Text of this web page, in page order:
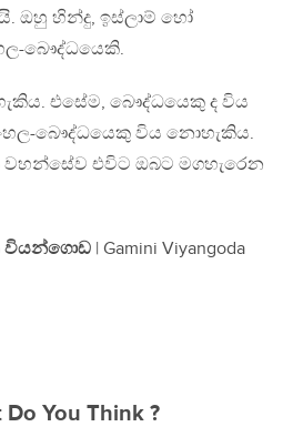
ඔහු හින්දු, ඉස්ලාම් හෝ
බෞද්ධයෙකි.
එසේම, බෞද්ධයෙකු ද විය
බෞද්ධයෙකු විය නොහැකිය.
එවිට ඔබට මගහැරෙන
වියන්ගොඩ | Gamini Viyangoda
Do You Think ?